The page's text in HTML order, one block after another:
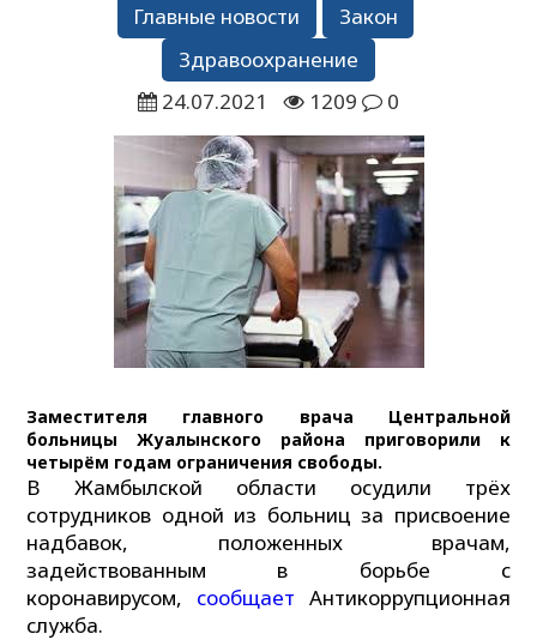
Главные новости
Закон
Здравоохранение
24.07.2021
1209 0
Заместителя главного врача Центральной
больницы Жуалынского района приговорили к
четырём годам ограничения свободы.
В Жамбылской области осудили трёх
сотрудников одной из больниц за присвоение
надбавок, положенных врачам,
задействованным в борьбе с
коронавирусом, сообщает Антикоррупционная
служба.